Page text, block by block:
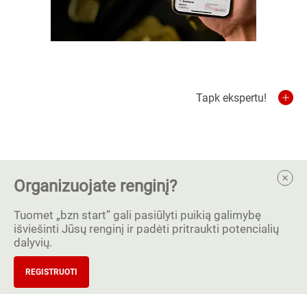
Tapk ekspertu!
Organizuojate renginį?
Tuomet „bzn start” gali pasiūlyti puikią galimybę
išviešinti Jūsų renginį ir padėti pritraukti potencialių
dalyvių.
REGISTRUOTI